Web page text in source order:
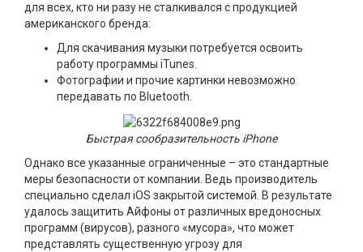
для всех, кто ни разу не сталкивался с продукцией
американского бренда:
Для скачивания музыки потребуется освоить
работу программы iTunes.
Фотографии и прочие картинки невозможно
передавать по Bluetooth.
Быстрая сообразительность iPhone
Однако все указанные ограниченные – это стандартные
меры безопасности от компании. Ведь производитель
специально сделал iOS закрытой системой. В результате
удалось защитить Айфоны от различных вредоносных
программ (вирусов), разного «мусора», что может
представлять существенную угрозу для